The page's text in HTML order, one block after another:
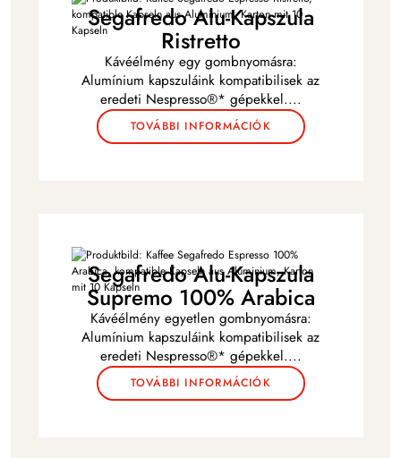
Segafredo Alu-Kapszula
Ristretto
Kávéélmény egy gombnyomásra:
Alumínium kapszuláink kompatibilisek az
eredeti Nespresso®* gépekkel....
TOVÁBBI INFORMÁCIÓK
Segafredo Alu-Kapszula
Supremo 100% Arabica
Kávéélmény egyetlen gombnyomásra:
Alumínium kapszuláink kompatibilisek az
eredeti Nespresso®* gépekkel....
TOVÁBBI INFORMÁCIÓK